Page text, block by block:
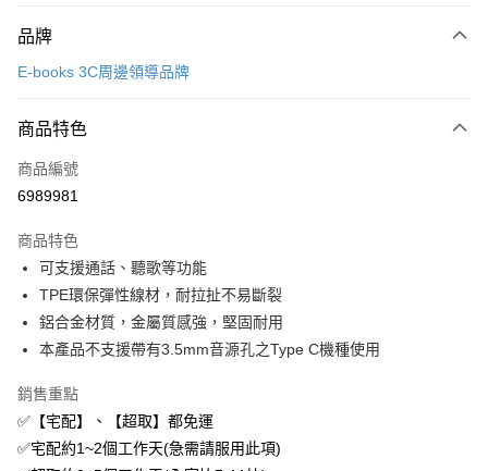
信用卡一次付款
Apple Pay
街口支付
ATM付款
運送方式
付款後全家取貨
免運費
品牌
E-books 3C周邊領導品牌
商品特色
商品編號
6989981
商品特色
可支援通話、聽歌等功能
TPE環保彈性線材，耐拉扯不易斷裂
鋁合金材質，金屬質感強，堅固耐用
本產品不支援帶有3.5mm音源孔之Type C機種使用
銷售重點
✅【宅配】、【超取】都免運
✅宅配約1~2個工作天(急需請服用此項)